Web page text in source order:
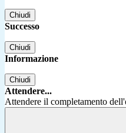
Chiudi
Successo
Chiudi
Informazione
Chiudi
Attendere...
Attendere il completamento